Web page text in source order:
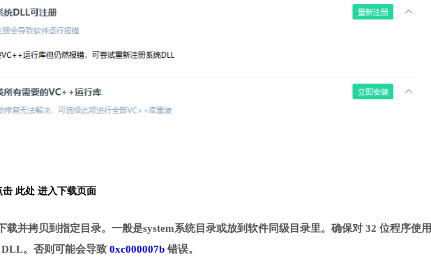
击 此处 进入下载页面
载并拷贝到指定目录。一般是system系统目录或放到软件同级目录里。确保对 32 位程序使用
。否则可能会导致 0xc000007b 错误。